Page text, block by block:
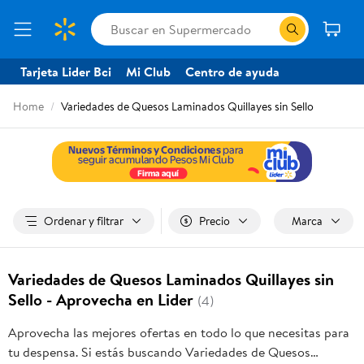
Tarjeta Lider Bci Mi Club Centro de ayuda
Home Variedades de Quesos Laminados Quillayes sin Sello
Ordenar y filtrar Precio Marca
Variedades de Quesos Laminados Quillayes sin
Sello - Aprovecha en Lider (4)
Aprovecha las mejores ofertas en todo lo que necesitas para
tu despensa. Si estás buscando Variedades de Quesos